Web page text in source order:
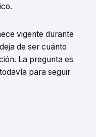
vigente durante
de ser cuánto
La pregunta es
para seguir